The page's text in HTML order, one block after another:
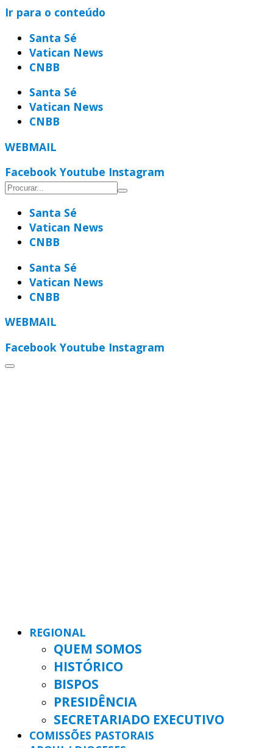
Ir para o conteúdo
Santa Sé
Vatican News
CNBB
Santa Sé
Vatican News
CNBB
WEBMAIL
Facebook Youtube Instagram
Santa Sé
Vatican News
CNBB
Santa Sé
Vatican News
CNBB
WEBMAIL
Facebook Youtube Instagram
REGIONAL
QUEM SOMOS
HISTÓRICO
BISPOS
PRESIDÊNCIA
SECRETARIADO EXECUTIVO
COMISSÕES PASTORAIS